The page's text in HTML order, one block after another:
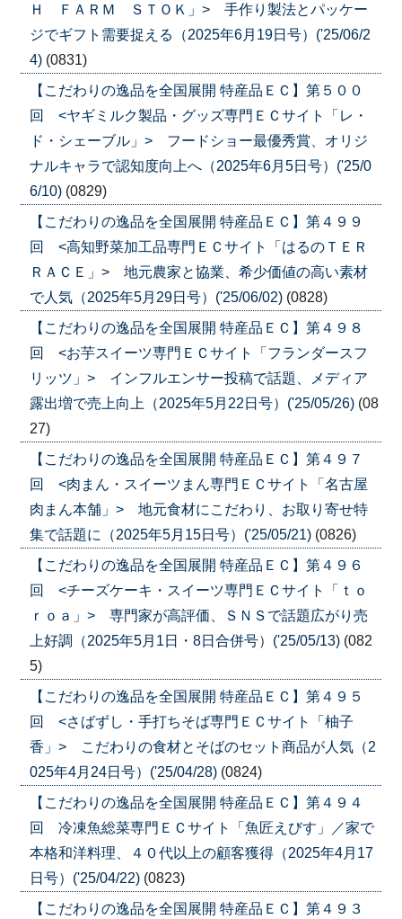
Ｈ ＦＡＲＭ ＳＴＯＫ」> 手作り製法とパッケー
ジでギフト需要捉える（2025年6月19日号）('25/06/2
4) (0831)
【こだわりの逸品を全国展開 特産品ＥＣ】第５００
回 <ヤギミルク製品・グッズ専門ＥＣサイト「レ・
ド・シェーブル」> フードショー最優秀賞、オリジ
ナルキャラで認知度向上へ（2025年6月5日号）('25/0
6/10) (0829)
【こだわりの逸品を全国展開 特産品ＥＣ】第４９９
回 <高知野菜加工品専門ＥＣサイト「はるのＴＥＲ
ＲＡＣＥ」> 地元農家と協業、希少価値の高い素材
で人気（2025年5月29日号）('25/06/02) (0828)
【こだわりの逸品を全国展開 特産品ＥＣ】第４９８
回 <お芋スイーツ専門ＥＣサイト「フランダースフ
リッツ」> インフルエンサー投稿で話題、メディア
露出増で売上向上（2025年5月22日号）('25/05/26) (08
27)
【こだわりの逸品を全国展開 特産品ＥＣ】第４９７
回 <肉まん・スイーツまん専門ＥＣサイト「名古屋
肉まん本舗」> 地元食材にこだわり、お取り寄せ特
集で話題に（2025年5月15日号）('25/05/21) (0826)
【こだわりの逸品を全国展開 特産品ＥＣ】第４９６
回 <チーズケーキ・スイーツ専門ＥＣサイト「ｔｏ
ｒｏａ」> 専門家が高評価、ＳＮＳで話題広がり売
上好調（2025年5月1日・8日合併号）('25/05/13) (082
5)
【こだわりの逸品を全国展開 特産品ＥＣ】第４９５
回 <さばずし・手打ちそば専門ＥＣサイト「柚子
香」> こだわりの食材とそばのセット商品が人気（2
025年4月24日号）('25/04/28) (0824)
【こだわりの逸品を全国展開 特産品ＥＣ】第４９４
回 冷凍魚総菜専門ＥＣサイト「魚匠えびす」／家で
本格和洋料理、４０代以上の顧客獲得（2025年4月17
日号）('25/04/22) (0823)
【こだわりの逸品を全国展開 特産品ＥＣ】第４９３